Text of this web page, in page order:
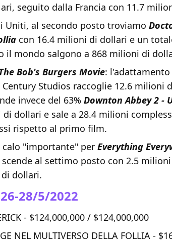
seguito dalla Francia con 11.7
Uniti, al secondo posto troviamo
con 16.4 milioni di dollari e un
il mondo salgono a 868 milioni di
Bob's Burgers Movie:
Studios raccoglie 12.6 milioni
invece del 63% Downton Abbey 2 -
di dollari e sale a 28.4 milioni
rispetto al primo film.
"importante" per Everything
scende al settimo posto con 2.5
dollari.
28/5/2022
- $124,000,000 / $124,000,000
NEL MULTIVERSO DELLA FOLLIA -